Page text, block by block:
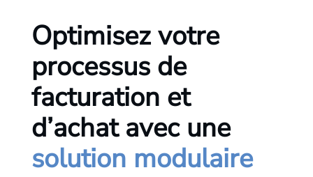
Optimisez votre
processus de
facturation et
d’achat avec une
solution modulaire